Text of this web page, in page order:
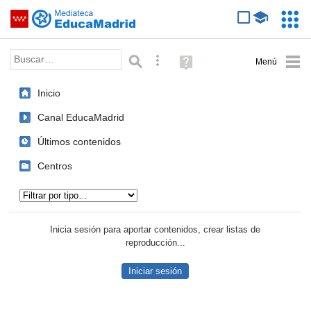
Saltar navegación
Palabra o frase: Búsqueda avanzada
Ayuda
(en
Inicio
Canal EducaMadrid
Últimos contenidos
Centros
Inicia sesión para aportar contenidos, crear listas de
reproducción...
Iniciar sesión